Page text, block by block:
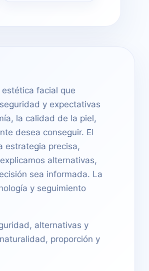
facial que
y expectativas
la calidad de la piel,
desea conseguir. El
estrategia precisa,
alternativas,
sea informada. La
y seguimiento
alternativas y
proporción y